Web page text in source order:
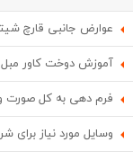
عوارض جانبی قارچ
آموزش دوخت کاور مبل
فرم دهی به کل صورت
وسایل مورد نیاز برای